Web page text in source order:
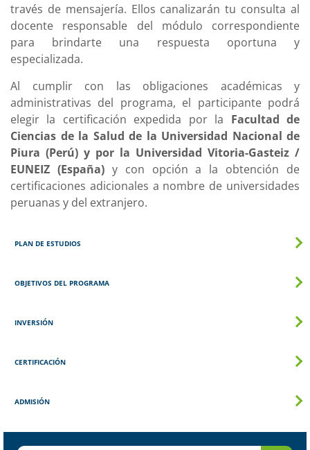
través de mensajería. Ellos canalizarán tu consulta al
docente responsable del módulo correspondiente
para brindarte una respuesta oportuna y
especializada.
Al cumplir con las obligaciones académicas y
administrativas del programa, el participante podrá
elegir la certificación expedida por la Facultad de
Ciencias de la Salud de la Universidad Nacional de
Piura (Perú) y por la Universidad Vitoria-Gasteiz /
EUNEIZ (España) y con opción a la obtención de
certificaciones adicionales a nombre de universidades
peruanas y del extranjero.
PLAN DE ESTUDIOS
OBJETIVOS DEL PROGRAMA
INVERSIÓN
CERTIFICACIÓN
ADMISIÓN